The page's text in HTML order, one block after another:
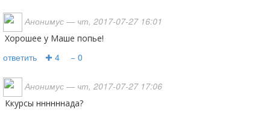
Анонимус — чт, 2017-07-27 16:01
Хорошее у Маше попье!
ответить ✚ 4 − 0
Анонимус — чт, 2017-07-27 17:06
Ккурсы ннннннада?